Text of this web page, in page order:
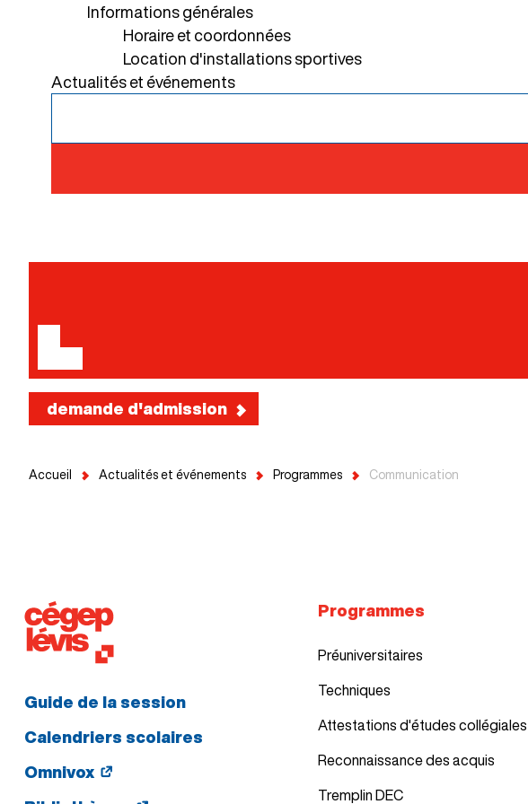
Informations générales
Horaire et coordonnées
Location d'installations sportives
Actualités et événements
demande d'admission
Accueil Actualités et événements Programmes Communication
Guide de la session
Calendriers scolaires
Omnivox
Programmes
Préuniversitaires
Techniques
Attestations d'études collégiales
Reconnaissance des acquis
Tremplin DEC